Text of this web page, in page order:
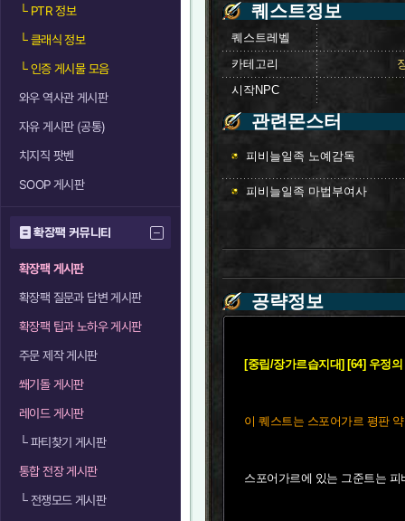
└PTR 정보
└클래식 정보
└인증 게시물 모음
와우 역사관 게시판
자유 게시판 (공통)
치지직 팟벤
SOOP 게시판
확장팩 커뮤니티
확장팩 게시판
확장팩 질문과 답변 게시판
확장팩 팁과 노하우 게시판
주문 제작 게시판
쐐기돌 게시판
레이드 게시판
└파티찾기 게시판
통합 전장 게시판
└전쟁모드 게시판
퀘스트정보
퀘스트레벨
카테고리
시작NPC
관련몬스터
피비늘일족 노예감독
피비늘일족 마법부여사
공략정보
[중립/장가르습지대] [64] 우정
이 퀘스트는 스포어가르 평판
스포어가르에 있는 그준트는